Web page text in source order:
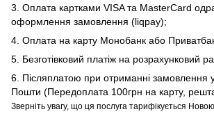
3. Оплата картками VISA та MasterCard
оформлення замовлення (liqpay);
4. Оплата на карту Монобанк або
5. Безготівковий платіж на розрахунковий
6. Післяплатою при отриманні замовлення у
Пошти (Передоплата 100грн на карту,
Зверніть увагу, що ця послуга тарифікується